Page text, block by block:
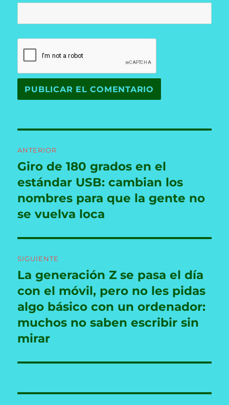
de
entradas
ANTERIOR
Entrada
anterior:
Giro de 180 grados en el
estándar USB: cambian los
nombres para que la gente no
se vuelva loca
SIGUIENTE
Entrada
siguiente:
La generación Z se pasa el día
con el móvil, pero no les pidas
algo básico con un ordenador:
muchos no saben escribir sin
mirar